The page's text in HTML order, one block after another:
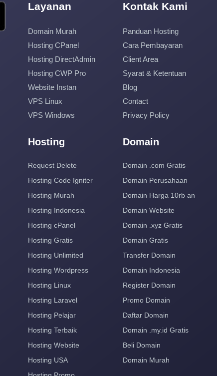
Layanan
Domain Murah
Hosting CPanel
Hosting DirectAdmin
Hosting CWP Pro
Website Instan
VPS Linux
VPS Windows
Kontak Kami
Panduan Hosting
Cara Pembayaran
Client Area
Syarat & Ketentuan
Blog
Contact
Privacy Policy
Hosting
Request Delete
Hosting Code Igniter
Hosting Murah
Hosting Indonesia
Hosting cPanel
Hosting Gratis
Hosting Unlimited
Hosting Wordpress
Hosting Linux
Hosting Laravel
Hosting Pelajar
Hosting Terbaik
Hosting Website
Hosting USA
Domain
Domain .com Gratis
Domain Perusahaan
Domain Harga 10rb an
Domain Website
Domain .xyz Gratis
Domain Gratis
Transfer Domain
Domain Indonesia
Register Domain
Promo Domain
Daftar Domain
Domain .my.id Gratis
Beli Domain
Domain Murah